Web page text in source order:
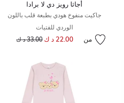
أجاثا رويز دي لا برادا
جاكيت منفوخ هودي بطبعة قلب باللون
الوردي للفتيات
من 22.00 د ك سعر مخفض من
33.00 د ك إلى